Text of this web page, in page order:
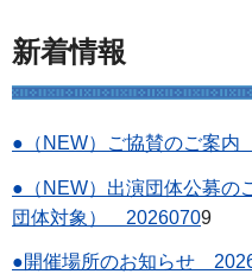
新着情報
●（NEW）ご協賛のご案内
●（NEW）出演団体公募の
団体対象）＿20260709
●開催場所のお知らせ